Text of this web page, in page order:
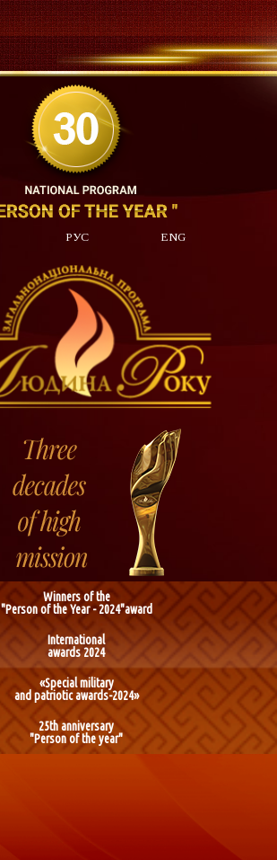
РУС ENG
Winners of the
"Person of the Year - 2024"award
International
awards 2024
«Special military
and patriotic awards-2024»
25th anniversary
"Person of the year"